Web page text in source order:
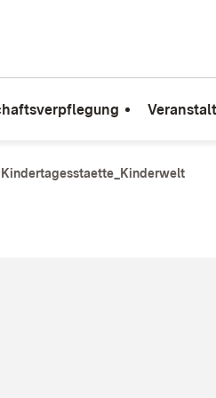
Kindertagesstaette_Kinderwelt